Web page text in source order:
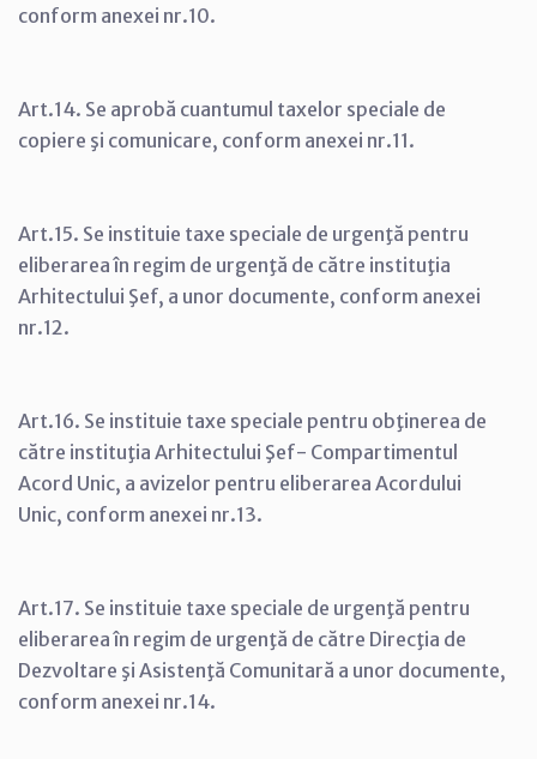
conform anexei nr.10.
Art.14. Se aprobă cuantumul taxelor speciale de
copiere şi comunicare, conform anexei nr.11.
Art.15. Se instituie taxe speciale de urgenţă pentru
eliberarea în regim de urgenţă de către instituţia
Arhitectului Şef, a unor documente, conform anexei
nr.12.
Art.16. Se instituie taxe speciale pentru obţinerea de
către instituţia Arhitectului Şef- Compartimentul
Acord Unic, a avizelor pentru eliberarea Acordului
Unic, conform anexei nr.13.
Art.17. Se instituie taxe speciale de urgenţă pentru
eliberarea în regim de urgenţă de către Direcţia de
Dezvoltare şi Asistenţă Comunitară a unor documente,
conform anexei nr.14.